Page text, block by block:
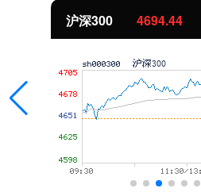
北证50 1134.24